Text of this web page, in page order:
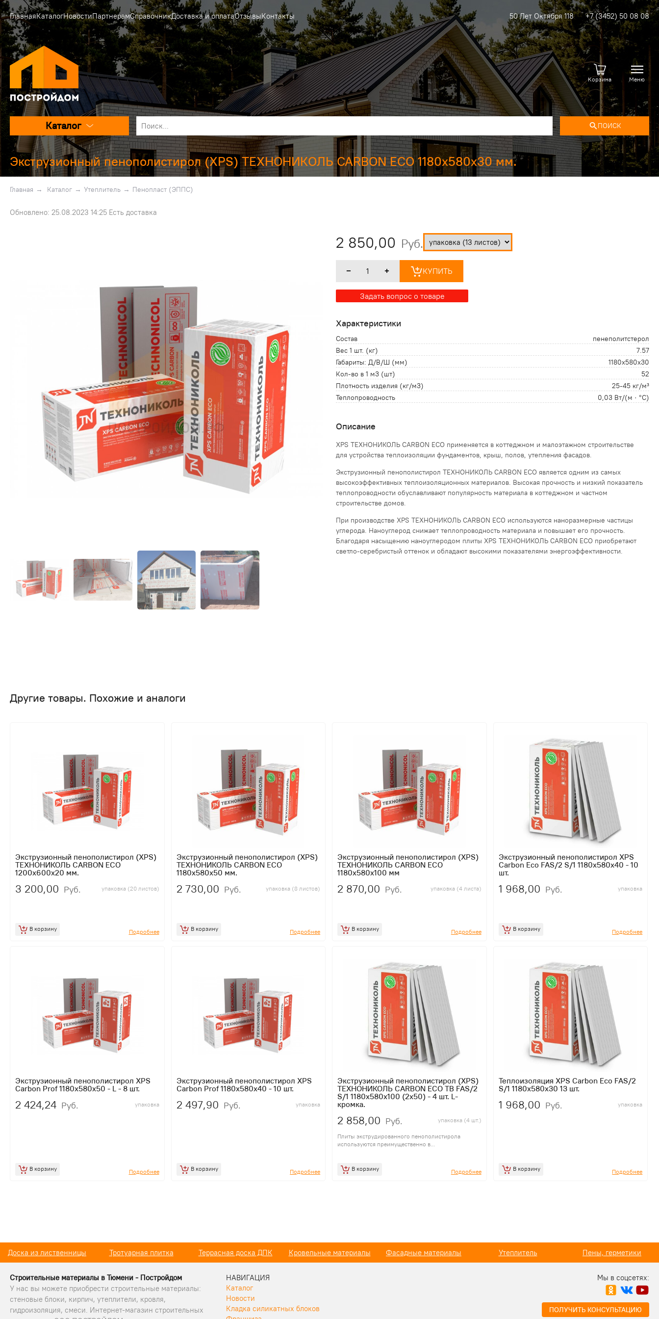
ГлавнаяКаталогНовостиПартнерамСправочникДоставка и оплатаОтзывыКонтакты 50 Лет Октября 118 +7 (3452) 50 08 08
Корзина Меню
Каталог ПОИСК
Экструзионный пенополистирол (XPS) ТЕХНОНИКОЛЬ CARBON ECO 1180х580х30 мм.
Главная → Каталог → Утеплитель → Пенопласт (ЭППС)
Обновлено: 25.08.2023 14:25 Есть доставка
2 850,00 Руб.
КУПИТЬ
Задать вопрос о товаре
Характеристики
Состав
пенеполитстерол
Вес 1 шт. (кг)
7.57
Габариты: Д/В/Ш (мм)
1180х580х30
Кол-во в 1 м3 (шт)
52
Плотность изделия (кг/м3)
25-45 кг/м³
Теплопроводность
0,03 Вт/(м · °С)
Описание
XPS ТЕХНОНИКОЛЬ CARBON ECO применяется в коттеджном и малоэтажном строительстве
для устройства теплоизоляции фундаментов, крыш, полов, утепления фасадов.
Экструзионный пенополистирол ТЕХНОНИКОЛЬ CARBON ECO является одним из самых
высокоэффективных теплоизоляционных материалов. Высокая прочность и низкий показатель
теплопроводности обуславливают популярность материала в коттеджном и частном
строительстве домов.
При производстве XPS ТЕХНОНИКОЛЬ CARBON ECO используются наноразмерные частицы
углерода. Наноуглерод снижает теплопроводность материала и повышает его прочность.
Благодаря насыщению наноуглеродом плиты XPS ТЕХНОНИКОЛЬ CARBON ECO приобретают
светло-серебристый оттенок и обладают высокими показателями энергоэффективности.
Другие товары. Похожие и аналоги
Экструзионный пенополистирол (XPS)
ТЕХНОНИКОЛЬ CARBON ECO
1200х600х20 мм.
3 200,00 Руб. упаковка (20 листов)
В корзину Подробнее
Экструзионный пенополистирол (XPS)
ТЕХНОНИКОЛЬ CARBON ECO
1180х580х50 мм.
2 730,00 Руб. упаковка (8 листов)
В корзину Подробнее
Экструзионный пенополистирол (XPS)
ТЕХНОНИКОЛЬ CARBON ECO
1180х580х100 мм
2 870,00 Руб. упаковка (4 листа)
В корзину Подробнее
Экструзионный пенополистирол XPS
Carbon Eco FAS/2 S/1 1180х580х40 - 10
шт.
1 968,00 Руб. упаковка
В корзину Подробнее
Экструзионный пенополистирол XPS
Carbon Prof 1180х580х50 - L - 8 шт.
2 424,24 Руб. упаковка
В корзину Подробнее
Экструзионный пенополистирол XPS
Carbon Prof 1180х580х40 - 10 шт.
2 497,90 Руб. упаковка
В корзину Подробнее
Экструзионный пенополистирол (XPS)
ТЕХНОНИКОЛЬ CARBON ECO TB FAS/2
S/1 1180х580х100 (2х50) - 4 шт. L-
кромка.
2 858,00 Руб. упаковка (4 шт.)
Плиты экструдированного пенополистирола
используются преимущественно в...
В корзину Подробнее
Теплоизоляция XPS Carbon Eco FAS/2
S/1 1180х580х30 13 шт.
1 968,00 Руб. упаковка
В корзину Подробнее
Тротуарная плитка Террасная доска ДПК Кровельные материалы Фасадные материалы Утеплитель Пены, герметики Строительные смеси
Строительные материалы в Тюмени - Постройдом
У нас вы можете приобрести строительные материалы:
стеновые блоки, кирпич, утеплители, кровля,
гидроизоляция, смеси. Интернет-магазин строительных
НАВИГАЦИЯ
Каталог
Новости
Кладка силикатных блоков
Мы в соцсетях:
ПОЛУЧИТЬ КОНСУЛЬТАЦИЮ